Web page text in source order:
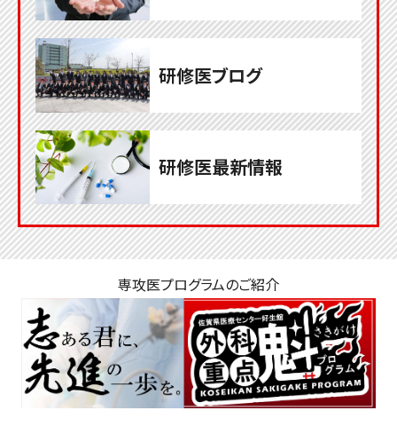
研修医ブログ
研修医最新情報
専攻医プログラムのご紹介